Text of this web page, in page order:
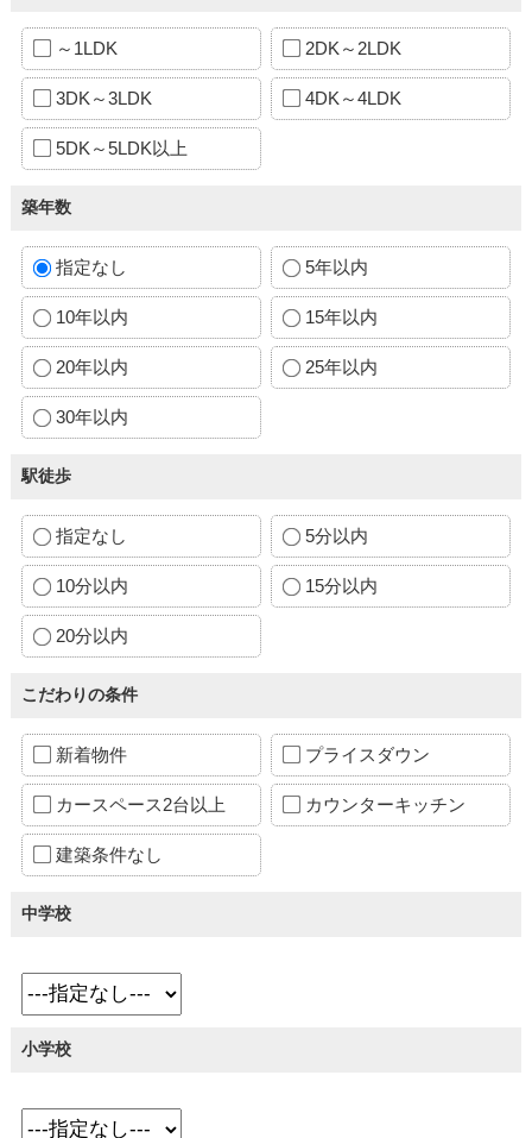
～1LDK 2DK～2LDK
3DK～3LDK 4DK～4LDK
5DK～5LDK以上
築年数
指定なし 5年以内
10年以内 15年以内
20年以内 25年以内
30年以内
駅徒歩
指定なし 5分以内
10分以内 15分以内
20分以内
こだわりの条件
新着物件 プライスダウン
カースペース2台以上 カウンターキッチン
建築条件なし
中学校
小学校